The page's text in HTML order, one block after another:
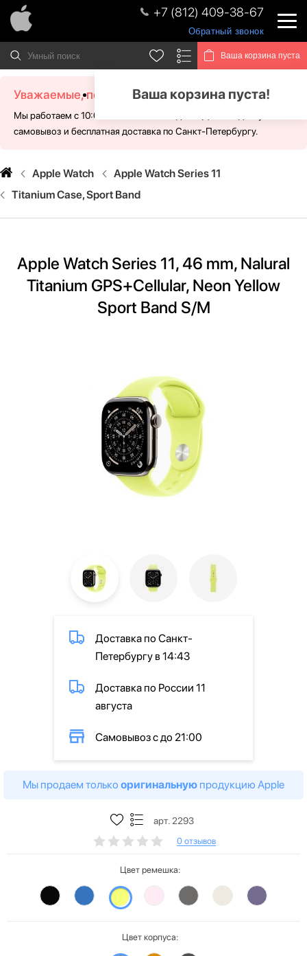
+7 (812) 409-38-67
Обратный звонок
Ваша корзина пуста
Ваша корзина пуста!
Уважаемые, посетители!
Мы работаем с 10:00 - 21:00 без выходных. Для Вас доступен
самовывоз и бесплатная доставка по Санкт-Петербургу.
Apple Watch
Apple Watch Series 11
Titanium Case, Sport Band
Apple Watch Series 11, 46 mm, Nalural
Titanium GPS+Cellular, Neon Yellow
Sport Band S/M
Доставка по Санкт-
Петербургу в 14:43
Доставка по России 11
августа
Самовывоз с до 21:00
Мы продаем только оригинальную продукцию Apple
арт. 2293
0 отзывов
Цвет ремешка:
Цвет корпуса: